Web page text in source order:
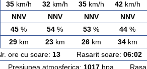
35km/h 32km/h 35km/h 42km/h
NNV NNV NNV NNV
45 % 54 % 53 % 44 %
29km 23km 26km 34km
ore cu soare: 13Rasarit soare: 06:02
atmosferica: 1017hpa